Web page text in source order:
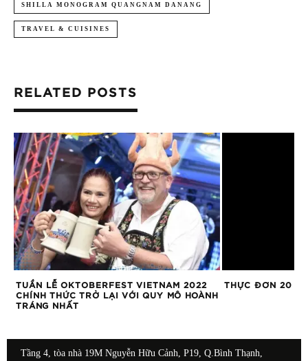
SHILLA MONOGRAM QUANGNAM DANANG
TRAVEL & CUISINES
RELATED POSTS
TUẦN LỄ OKTOBERFEST VIETNAM 2022
CHÍNH THỨC TRỞ LẠI VỚI QUY MÔ HOÀNH
TRÁNG NHẤT
THỰC ĐƠN 20
Tầng 4, tòa nhà 19M Nguyễn Hữu Cảnh, P19, Q.Bình Thạnh,